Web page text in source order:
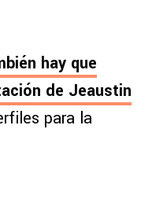
hay que
de Jeaustin
para la